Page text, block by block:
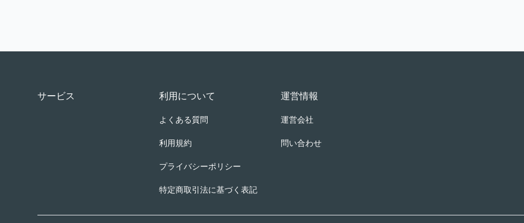
サービス 利用について
よくある質問
利用規約
プライバシーポリシー
特定商取引法に基づく表記
運営情報
運営会社
問い合わせ